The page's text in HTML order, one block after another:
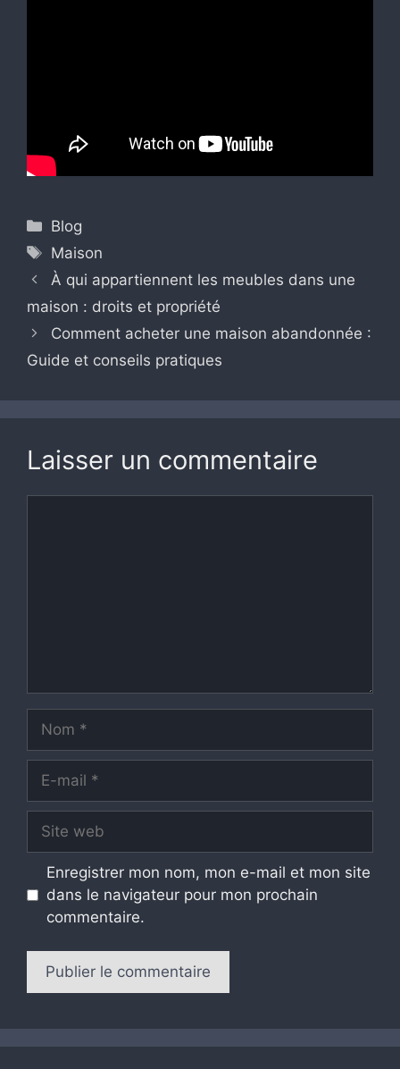
Catégories
Blog
Étiquettes
Maison
À qui appartiennent les meubles dans une
maison : droits et propriété
Comment acheter une maison abandonnée :
Guide et conseils pratiques
Laisser un commentaire
mail
web
Enregistrer mon nom, mon e-mail et mon site
dans le navigateur pour mon prochain
commentaire.